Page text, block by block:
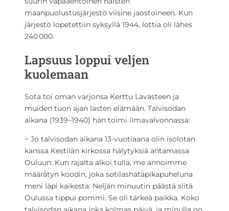
maanpuolustusjärjestö viisine jaostoineen. Kun
järjestö lopetettiin syksyllä 1944, lottia oli lähes
240 000.
Lapsuus loppui veljen
kuolemaan
Sota toi oman varjonsa Kerttu Lavasteen ja
muiden tuon ajan lasten elämään. Talvisodan
aikana (1939–1940) hän toimi ilmavalvonnassa:
− Jo talvisodan aikana 13-vuotiaana olin isolotan
kanssa Kestilän kirkossa hälytyksiä antamassa
Ouluun. Kun rajalta alkoi tulla, me annoimme
määrätyn koodin, joka sotilashätäpikapuheluna
meni läpi kaikesta. Neljän minuutin päästä siitä
Oulussa tippui pommi. Se oli tärkeä paikka. Koko